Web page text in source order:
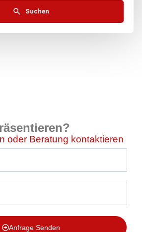
Suchen
oder Beratung kontaktieren
Anfrage Senden